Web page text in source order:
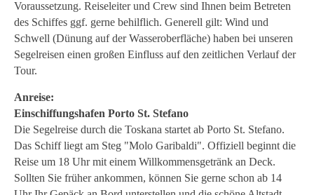
Voraussetzung. Reiseleiter und Crew sind Ihnen beim Betreten
des Schiffes ggf. gerne behilflich. Generell gilt: Wind und
Schwell (Dünung auf der Wasseroberfläche) haben bei unseren
Segelreisen einen großen Einfluss auf den zeitlichen Verlauf der
Tour.
Anreise:
Einschiffungshafen Porto St. Stefano
Die Segelreise durch die Toskana startet ab Porto St. Stefano.
Das Schiff liegt am Steg "Molo Garibaldi". Offiziell beginnt die
Reise um 18 Uhr mit einem Willkommensgetränk an Deck.
Sollten Sie früher ankommen, können Sie gerne schon ab 14